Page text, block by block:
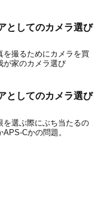
としてのカメラ選び
を撮るためにカメラを買
が家のカメラ選び
としてのカメラ選び
を選ぶ際にぶち当たるの
Cかの問題。